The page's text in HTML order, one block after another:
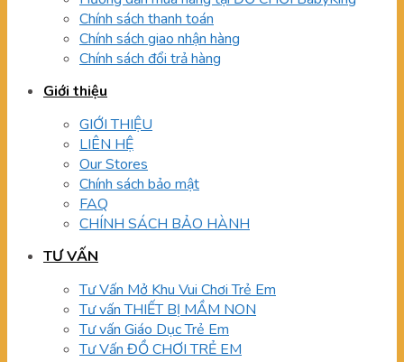
Chính sách thanh toán
Chính sách giao nhận hàng
Chính sách đổi trả hàng
Giới thiệu
GIỚI THIỆU
LIÊN HỆ
Our Stores
Chính sách bảo mật
FAQ
CHÍNH SÁCH BẢO HÀNH
TƯ VẤN
Tư Vấn Mở Khu Vui Chơi Trẻ Em
Tư vấn THIẾT BỊ MẦM NON
Tư vấn Giáo Dục Trẻ Em
Tư Vấn ĐỒ CHƠI TRẺ EM